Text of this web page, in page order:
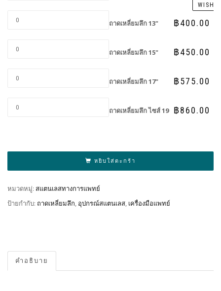
ถาดเหลี่ยมลึก 13" ฿400.00
ถาดเหลี่ยมลึก 15" ฿450.00
ถาดเหลี่ยมลึก 17" ฿575.00
ถาดเหลี่ยมลึก ไซส์ 19 ฿860.00
หยิบใส่ตะกร้า
หมวดหมู่: สแตนเลสทางการแพทย์
ป้ายกำกับ: ถาดเหลี่ยมลึก, อุปกรณ์สแตนเลส, เครื่องมือแพทย์
คำอธิบาย